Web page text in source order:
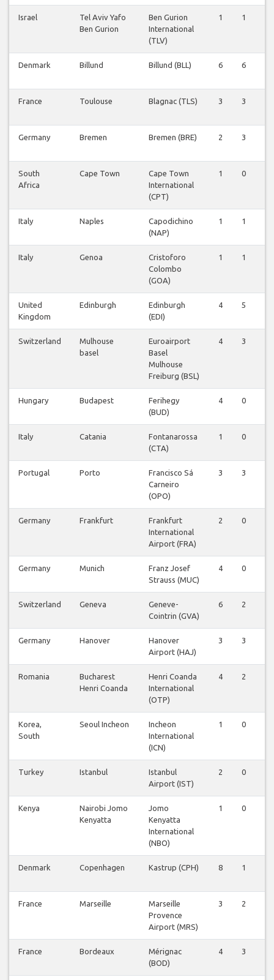
Israel
Tel Aviv Yafo
Ben Gurion
Ben Gurion
International
(TLV)
1 1
Denmark Billund Billund (BLL) 6 6
France Toulouse Blagnac (TLS) 3 3
Germany Bremen Bremen (BRE) 2 3
South
Africa
Cape Town
Cape Town
International
(CPT)
1 0
Italy Naples
Capodichino
(NAP)
1 1
Italy Genoa
Cristoforo
Colombo
(GOA)
1 1
United
Kingdom
Edinburgh
Edinburgh
(EDI)
4 5
Switzerland
Mulhouse
basel
Euroairport
Basel
Mulhouse
Freiburg (BSL)
4 3
Hungary Budapest
Ferihegy
(BUD)
4 0
Italy Catania
Fontanarossa
(CTA)
1 0
Portugal Porto
Francisco Sá
Carneiro
(OPO)
3 3
Germany Frankfurt
Frankfurt
International
Airport (FRA)
2 0
Germany Munich
Franz Josef
Strauss (MUC)
4 0
Switzerland Geneva
Geneve-
Cointrin (GVA)
6 2
Germany Hanover
Hanover
Airport (HAJ)
3 3
Romania
Bucharest
Henri Coanda
Henri Coanda
International
(OTP)
4 2
Korea,
South
Seoul Incheon
Incheon
International
(ICN)
1 0
Turkey Istanbul
Istanbul
Airport (IST)
2 0
Kenya
Nairobi Jomo
Kenyatta
Jomo
Kenyatta
International
(NBO)
1 0
Denmark Copenhagen Kastrup (CPH) 8 1
France Marseille
Marseille
Provence
Airport (MRS)
3 2
France Bordeaux
Mérignac
(BOD)
4 3